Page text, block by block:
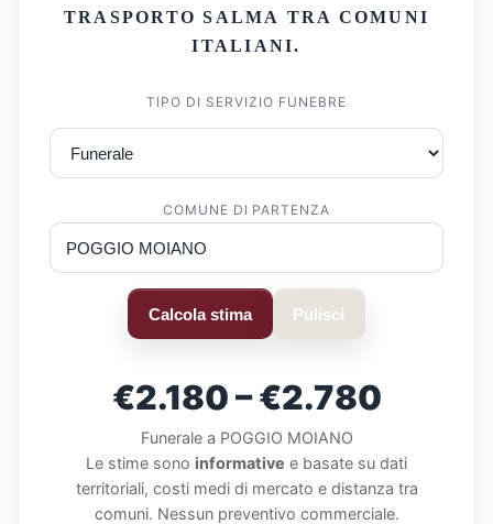
TRASPORTO SALMA TRA COMUNI
ITALIANI.
TIPO DI SERVIZIO FUNEBRE
COMUNE DI PARTENZA
Calcola stima Pulisci
€2.180 – €2.780
Funerale a POGGIO MOIANO
Le stime sono informative e basate su dati
territoriali, costi medi di mercato e distanza tra
comuni. Nessun preventivo commerciale.